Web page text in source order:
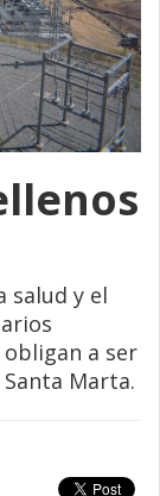
salud y el
a ser
Marta.